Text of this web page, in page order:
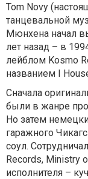
Tom Novy
танцевальной
Мюнхена начал
лет назад – в
лейблом Kosmo
названием I
Сначала
были в жанре
Но затем
гаражного
соул.
Records, Ministry
исполнителя –